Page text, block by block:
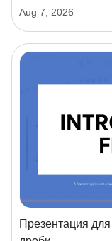
Aug 7, 2026
Презентация